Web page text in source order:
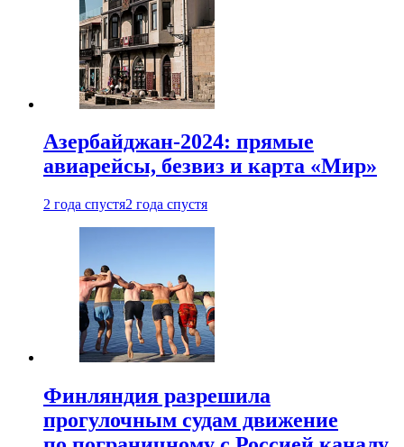
Азербайджан-2024: прямые
авиарейсы, безвиз и карта «Мир»
2 года спустя2 года спустя
Финляндия разрешила
прогулочным судам движение